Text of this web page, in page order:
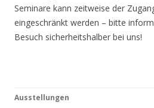
Seminare kann zeitweise der
eingeschränkt werden – bitte
Besuch sicherheitshalber bei uns!
Ausstellungen